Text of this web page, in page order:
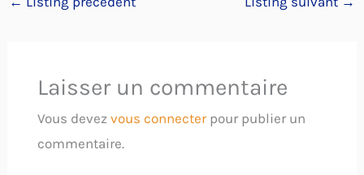
Laisser un commentaire
Vous devez vous connecterpour publier un
commentaire.